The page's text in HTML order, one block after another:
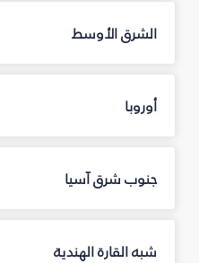
الشرق الأوسط
أوروبا
جنوب شرق آسيا
شبه القارة الهندية